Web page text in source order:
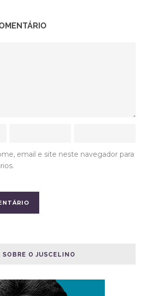
email e site neste navegador para
SOBRE O JUSCELINO